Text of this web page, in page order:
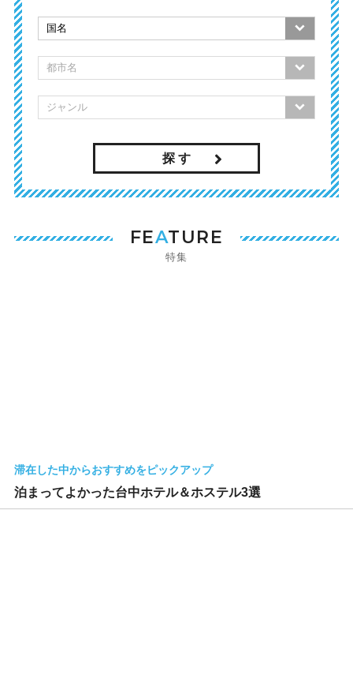
探 す
FEATURE
特集
滞在した中からおすすめをピックアップ
泊まってよかった台中ホテル＆ホステル3選